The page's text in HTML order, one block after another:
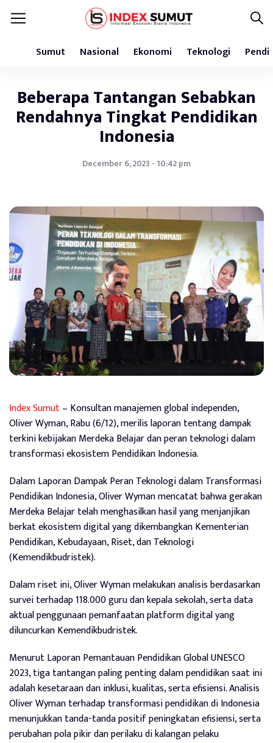
Sumut Nasional Ekonomi Teknologi
Beberapa Tantangan Sebabkan
Rendahnya Tingkat Pendidikan
Indonesia
December 6, 2023 - 10:42 pm
Index Sumut– Konsultan manajemen global independen,
Oliver Wyman, Rabu (6/12), merilis laporan tentang dampak
terkini kebijakan Merdeka Belajar dan peran teknologi dalam
transformasi ekosistem Pendidikan Indonesia.
Dalam Laporan Dampak Peran Teknologi dalam Transformasi
Pendidikan Indonesia, Oliver Wyman mencatat bahwa gerakan
Merdeka Belajar telah menghasilkan hasil yang menjanjikan
berkat ekosistem digital yang dikembangkan Kementerian
Pendidikan, Kebudayaan, Riset, dan Teknologi
(Kemendikbudristek).
Dalam riset ini, Oliver Wyman melakukan analisis berdasarkan
survei terhadap 118.000 guru dan kepala sekolah, serta data
aktual penggunaan pemanfaatan platform digital yang
diluncurkan Kemendikbudristek.
Menurut Laporan Pemantauan Pendidikan Global UNESCO
2023, tiga tantangan paling penting dalam pendidikan saat ini
adalah kesetaraan dan inklusi, kualitas, serta efisiensi. Analisis
Oliver Wyman terhadap transformasi pendidikan di Indonesia
menunjukkan tanda-tanda positif peningkatan efisiensi, serta
perubahan pola pikir dan perilaku di kalangan pelaku